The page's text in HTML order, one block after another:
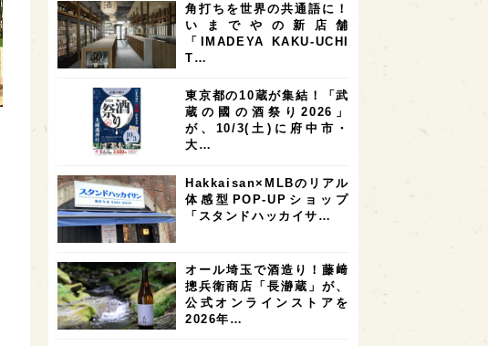
石川県 7 奈良県 7 滋賀県 7 和歌山県 6
富山県 6 フランス 6 高知県 5 島根県 5
4 アメリカ 4 神奈川県 4
4 三重県 3 3
オーストラリア 2 台湾 2 アジア 2
SAKEの時代を生きる 2
全蔵めぐり 1 シンガポール 1 カナダ 1
群馬県 1 熊本県 1 徳島県
角打ちを世界の共通語に！
いまでやの新店舗
「IMADEYA KAKU-UCHI
T…
東京都の10蔵が集結！「武
蔵の國の酒祭り2026」
が、10/3(土)に府中市・
大…
Hakkaisan×MLBのリアル
体感型POP-UPショップ
「スタンドハッカイサ…
オール埼玉で酒造り！藤﨑
摠兵衛商店「長瀞蔵」が、
公式オンラインストアを
2026年…